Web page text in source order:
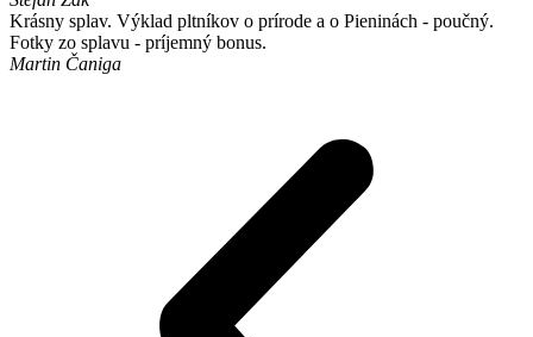
Krásny splav. Výklad pltníkov o prírode a o Pieninách - poučný.
Fotky zo splavu - príjemný bonus.
Martin Čaniga